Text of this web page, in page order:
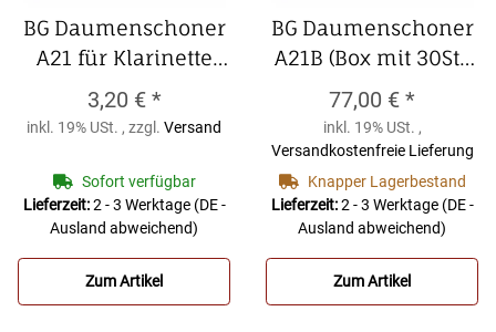
BG Daumenschoner
A21 für Klarinette
mit verstellbaren
Daumenhalter,
Daumenschoner A21
für Klarinette mit
verstellbaren
Daumenhalter,
3,20 € *
inkl. 19% USt. , zzgl. Versand
Sofort verfügbar
Lieferzeit:2 - 3 Werktage (DE -
Ausland abweichend)
Zum Artikel
BG Daumenschoner
A21B (Box mit 30St.)
für Klarinette mit
verstellbaren
DaumenhalterBG
Daumenschoner
A21B (Box mit 30St.)
für Klarinette mit
verstellbaren
77,00 € *
inkl. 19% USt. ,
Versandkostenfreie Lieferung
Knapper Lagerbestand
Lieferzeit:2 - 3 Werktage (DE -
Ausland abweichend)
Zum Artikel